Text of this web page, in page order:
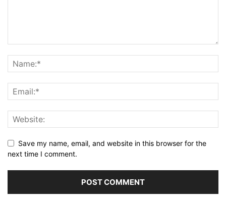
Save my name, email, and website in this browser for the
next time I comment.